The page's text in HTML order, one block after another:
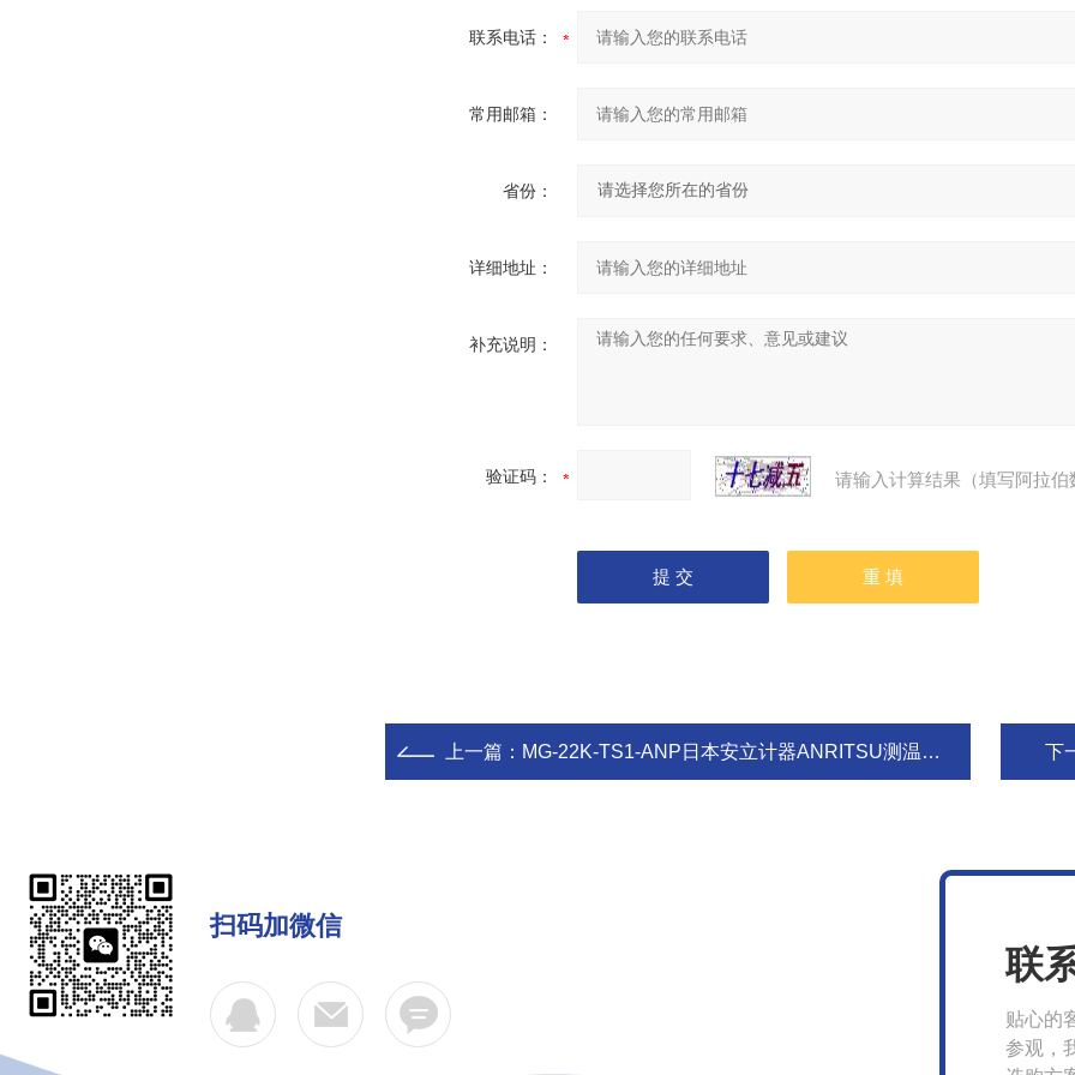
联系电话：
常用邮箱：
省份：
详细地址：
补充说明：
验证码： 请输入计算结果（填写阿拉
上一篇： MG-22K-TS1-ANP日本安立计器ANRITSU测温探头热电偶 下
扫码加微信
联
贴心的
参观，